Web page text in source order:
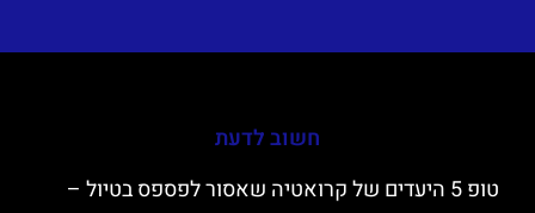
חשוב לדעת
טופ 5 היעדים של קרואטיה שאסור לפספס בטיול –